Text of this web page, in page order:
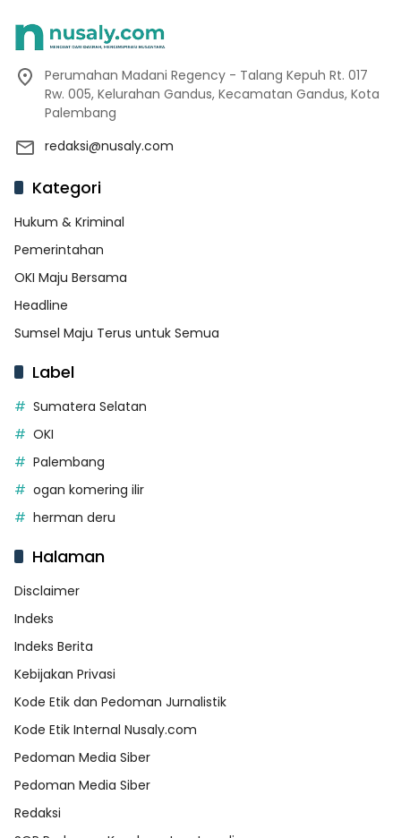
Perumahan Madani Regency - Talang Kepuh Rt. 017
Rw. 005, Kelurahan Gandus, Kecamatan Gandus, Kota
Palembang
redaksi@nusaly.com
Kategori
Hukum & Kriminal
Pemerintahan
OKI Maju Bersama
Headline
Sumsel Maju Terus untuk Semua
Label
Sumatera Selatan
OKI
Palembang
ogan komering ilir
herman deru
Halaman
Disclaimer
Indeks
Indeks Berita
Kebijakan Privasi
Kode Etik dan Pedoman Jurnalistik
Kode Etik Internal Nusaly.com
Pedoman Media Siber
Pedoman Media Siber
Redaksi